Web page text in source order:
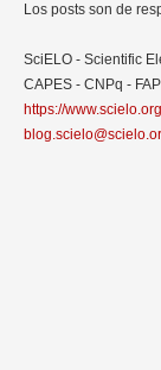
Los posts son de
SciELO - Scientific
CAPES - CNPq -
https://www.scielo.org